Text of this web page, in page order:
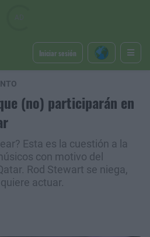
Iniciar sesión
(no) participarán en
Esta es la cuestión a la
con motivo del
Rod Stewart se niega,
actuar.